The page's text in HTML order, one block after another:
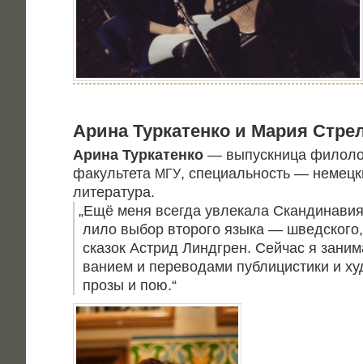
Ари­на Тур­ка­тен­ко и Мария
Ари­на Тур­ка­тен­ко — выпуск­ни­ца
факуль­те­та МГУ, спе­ци­аль­ность —
литература.
„Ещё меня все­гда увле­ка­ла
ли­ло выбор вто­ро­го язы­ка —
ска­зок Аст­рид Линдгрен. Сей­час я
ва­ни­ем и пере­во­да­ми пуб­ли­ци­сти­ки и
про­зы и пою.“